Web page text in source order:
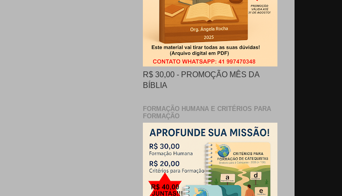
R$ 30,00 - PROMOÇÃO MÊS DA
BÍBLIA
FORMAÇÃO HUMANA E CRITÉRIOS PARA
FORMAÇÃO